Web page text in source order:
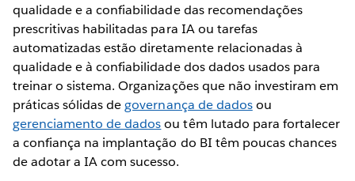
qualidade e a confiabilidade das recomendações
prescritivas habilitadas para IA ou tarefas
automatizadas estão diretamente relacionadas à
qualidade e à confiabilidade dos dados usados ​​para
treinar o sistema. Organizações que não investiram em
práticas sólidas degovernança de dadosou
gerenciamento de dadosou têm lutado para fortalecer
a confiança na implantação do BI têm poucas chances
de adotar a IA com sucesso.